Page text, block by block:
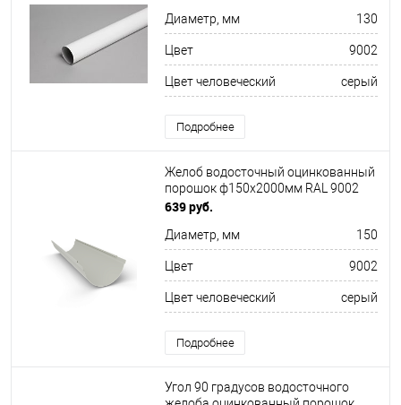
Диаметр, мм 130
Цвет 9002
Цвет человеческий серый
Подробнее
Желоб водосточный оцинкованный
порошок ф150х2000мм RAL 9002
639 руб.
Диаметр, мм 150
Цвет 9002
Цвет человеческий серый
Подробнее
Угол 90 градусов водосточного